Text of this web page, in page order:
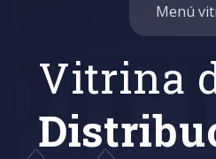
Menú
Vitrina